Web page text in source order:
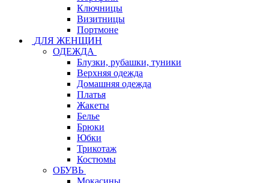
Ключницы
Визитницы
Портмоне
ДЛЯ ЖЕНЩИН
ОДЕЖДА
Блузки, рубашки, туники
Верхняя одежда
Домашняя одежда
Платья
Жакеты
Белье
Брюки
Юбки
Трикотаж
Костюмы
ОБУВЬ
Мокасины